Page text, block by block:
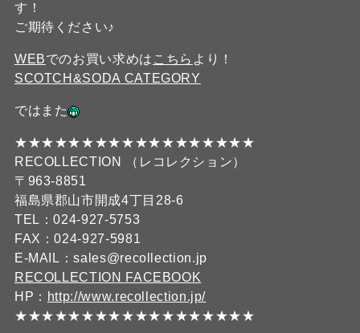
す！
ご期待ください♪
WEBでのお買い求めは こちら より！
SCOTCH&SODA CATEGORY
ではまた
★★★★★★★★★★★★★★★★★★
RECOLLECTION （レコレクション）
〒963-8851
福島県郡山市開成4丁目28-6
TEL：024-927-5753
FAX：024-927-5981
E-MAIL：sales@recollection.jp
RECOLLECTION FACEBOOK
HP： http://www.recollection.jp/
★★★★★★★★★★★★★★★★★★